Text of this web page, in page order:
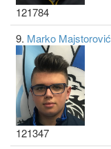
121784
9. Marko Majstorović
121347